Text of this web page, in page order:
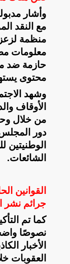
وأشار
مع النقد
منظمة
معلومات
حازمة ضد
محتوى
وشهد
الأوقاف
من خلال
دور المجلس
الوطنيتين
الشائعات.
القوانين
جرائم نشر
كما تم
نصوصًا
الأخبار
العقوبات